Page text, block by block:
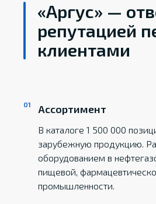
«Аргус» —
репутацией
клиентами
Ассортимент
В каталоге 1 500 000
зарубежную продукцию.
оборудованием в
пищевой,
промышленности.